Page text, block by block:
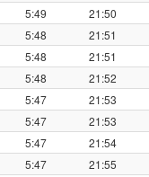
5:49 21:50
5:48 21:51
5:48 21:51
5:48 21:52
5:47 21:53
5:47 21:53
5:47 21:54
5:47 21:55